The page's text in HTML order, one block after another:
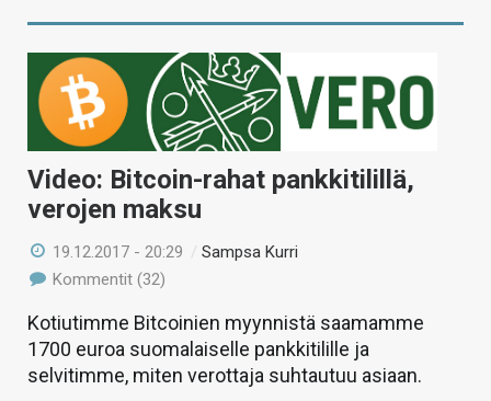
Video: Bitcoin-rahat pankkitilillä,
verojen maksu
19.12.2017 - 20:29 /Sampsa Kurri
Kommentit (32)
Kotiutimme Bitcoinien myynnistä saamamme
1700 euroa suomalaiselle pankkitilille ja
selvitimme, miten verottaja suhtautuu asiaan.